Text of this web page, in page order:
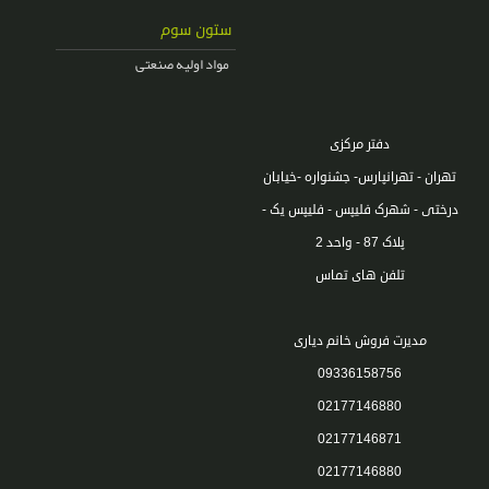
ستون سوم
مواد اولیه صنعتی
دفتر مرکزی
تهران - تهرانپارس- جشنواره -خیابان
درختی - شهرک فلیپس - فلیپس یک -
پلاک 87 - واحد 2
تلفن های تماس
مدیرت فروش خانم دیاری
09336158756
02177146880
02177146871
02177146880